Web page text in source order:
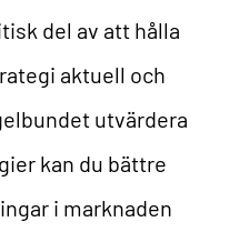
del av att hålla
aktuell och
utvärdera
kan du bättre
i marknaden